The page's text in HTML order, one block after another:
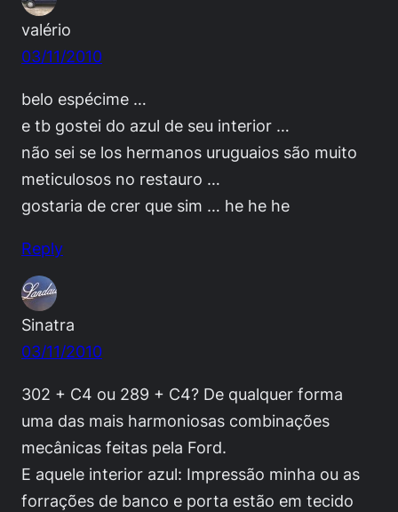
valério
03/11/2010
belo espécime …
e tb gostei do azul de seu interior …
não sei se los hermanos uruguaios são muito
meticulosos no restauro …
gostaria de crer que sim … he he he
Reply
Sinatra
03/11/2010
302 + C4 ou 289 + C4? De qualquer forma
uma das mais harmoniosas combinações
mecânicas feitas pela Ford.
E aquele interior azul: Impressão minha ou as
forrações de banco e porta estão em tecido